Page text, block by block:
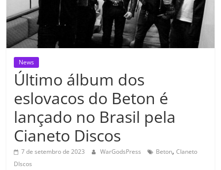
News
Último álbum dos
eslovacos do Beton é
lançado no Brasil pela
Cianeto Discos
7 de setembro de 2023 WarGodsPress Beton,CIaneto
DIscos